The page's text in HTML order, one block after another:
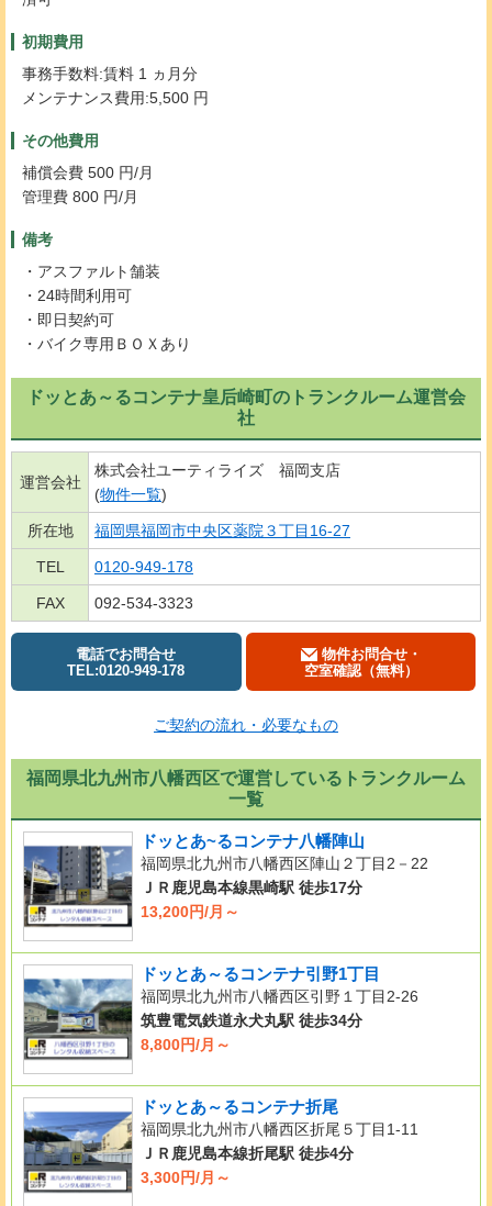
初期費用
事務手数料:賃料 1 ヵ月分
メンテナンス費用:5,500 円
その他費用
補償会費 500 円/月
管理費 800 円/月
備考
・アスファルト舗装
・24時間利用可
・即日契約可
・バイク専用ＢＯＸあり
ドッとあ～るコンテナ皇后崎町のトランクルーム運営会
社
運営会社
株式会社ユーティライズ 福岡支店
(物件一覧)
所在地 福岡県福岡市中央区薬院３丁目16-27
TEL 0120-949-178
FAX 092-534-3323
電話でお問合せ
TEL:0120-949-178
物件お問合せ・
空室確認（無料）
ご契約の流れ・必要なもの
福岡県北九州市八幡西区で運営しているトランクルーム
一覧
ドッとあ~るコンテナ八幡陣山
福岡県北九州市八幡西区陣山２丁目2－22
ＪＲ鹿児島本線黒崎駅 徒歩17分
13,200円/月～
ドッとあ～るコンテナ引野1丁目
福岡県北九州市八幡西区引野１丁目2-26
筑豊電気鉄道永犬丸駅 徒歩34分
8,800円/月～
ドッとあ～るコンテナ折尾
福岡県北九州市八幡西区折尾５丁目1-11
ＪＲ鹿児島本線折尾駅 徒歩4分
3,300円/月～